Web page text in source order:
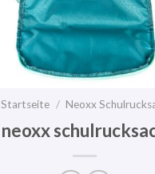
Startseite / Neoxx
neoxx